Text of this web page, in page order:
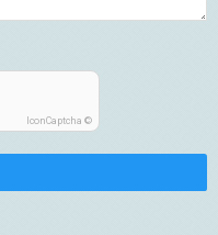
IconCaptcha ©